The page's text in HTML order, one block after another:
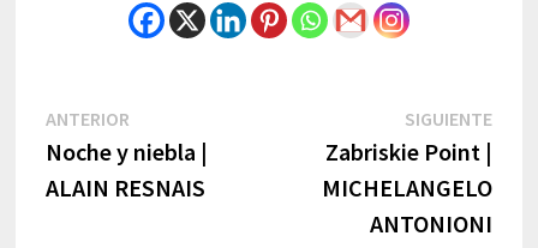
Navegación
de
ANTERIOR
post:
Noche y niebla |
ALAIN RESNAIS
SIGUIENTENext
Zabriskie Point |
MICHELANGELO
ANTONIONI